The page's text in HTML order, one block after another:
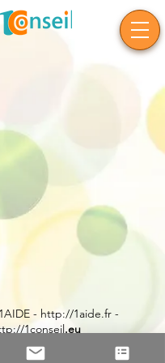
- http://1aide.fr-
1conseil.eu
/ WAOU!technologies sont
marques de 1AIDE